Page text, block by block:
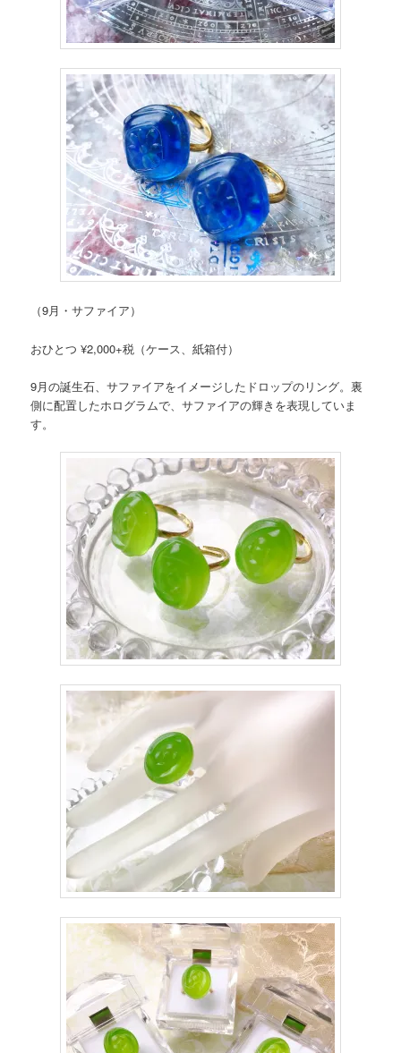
（9月・サファイア）
おひとつ ¥2,000+税（ケース、紙箱付）
9月の誕生石、サファイアをイメージしたドロップのリング。裏
側に配置したホログラムで、サファイアの輝きを表現していま
す。